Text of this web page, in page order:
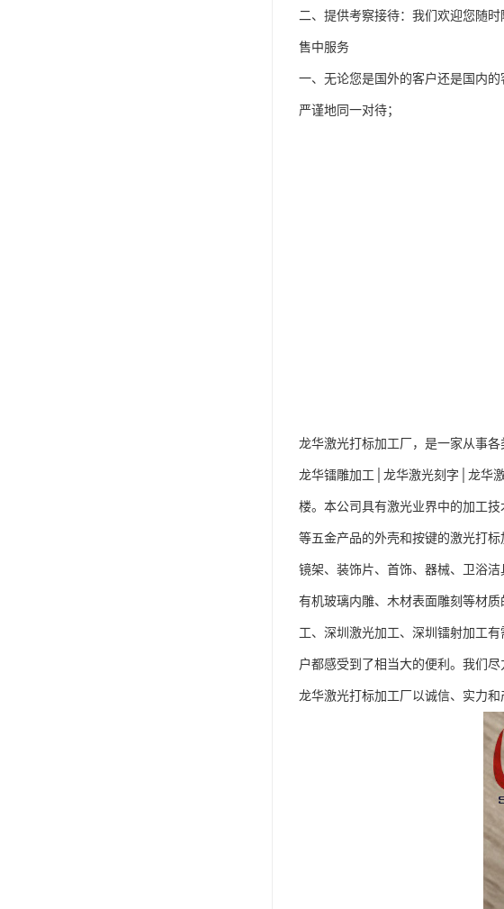
二、提供考察接待：我们欢迎您随
售中服务
一、无论您是国外的客户还是国内
严谨地同一对待；
龙华激光打标加工厂，是一家从事
龙华镭雕加工│龙华激光刻字│龙华
楼。本公司具有激光业界中的加工
等五金产品的外壳和按键的激光打
镜架、装饰片、首饰、器械、卫浴
有机玻璃内雕、木材表面雕刻等材
工、深圳激光加工、深圳镭射加工
户都感受到了相当大的便利。我们
龙华激光打标加工厂以诚信、实力